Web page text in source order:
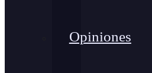
Opiniones